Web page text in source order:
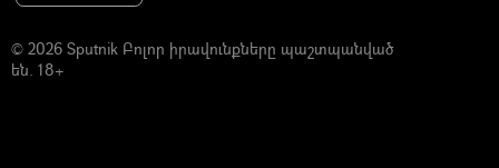
© 2026 Sputnik Բոլոր իրավունքները պաշտպանված
են. 18+